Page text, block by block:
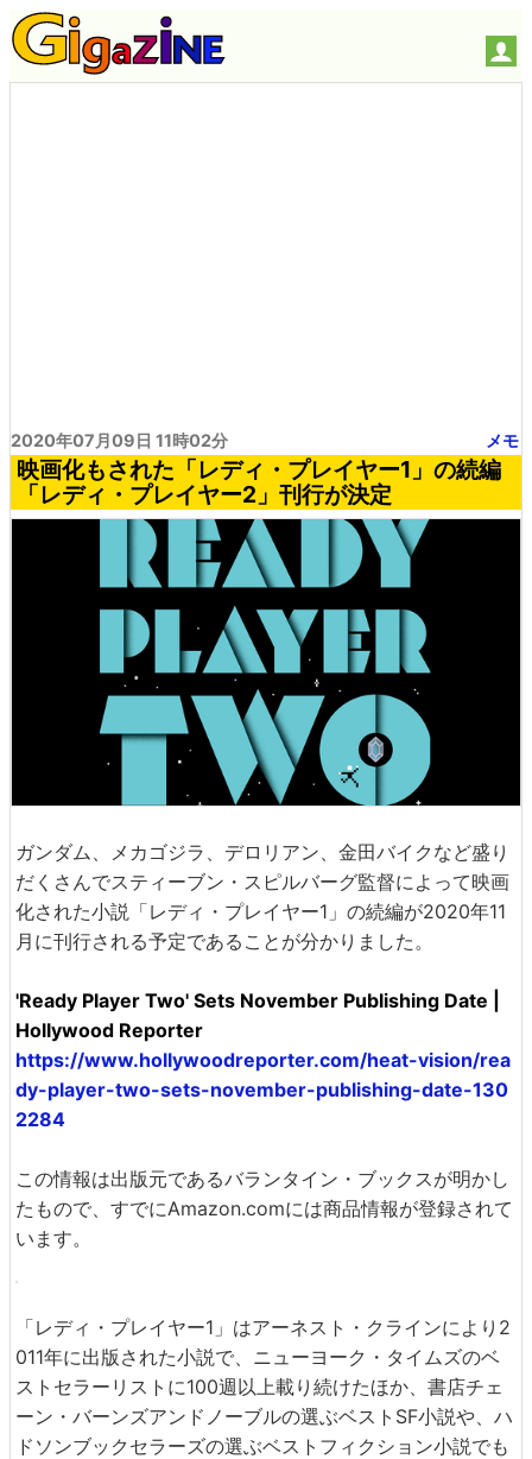
2020年07月09日 11時02分 メモ
映画化もされた「レディ・プレイヤー1」の続編
「レディ・プレイヤー2」刊行が決定
ガンダム、メカゴジラ、デロリアン、金田バイクなど盛り
だくさんでスティーブン・スピルバーグ監督によって映画
化された小説「レディ・プレイヤー1」の続編が2020年11
月に刊行される予定であることが分かりました。
'Ready Player Two' Sets November Publishing Date |
Hollywood Reporter
https://www.hollywoodreporter.com/heat-vision/rea
dy-player-two-sets-november-publishing-date-130
2284
この情報は出版元であるバランタイン・ブックスが明かし
たもので、すでにAmazon.comには商品情報が登録されて
います。
「レディ・プレイヤー1」はアーネスト・クラインにより2
011年に出版された小説で、ニューヨーク・タイムズのベ
ストセラーリストに100週以上載り続けたほか、書店チェ
ーン・バーンズアンドノーブルの選ぶベストSF小説や、ハ
ドソンブックセラーズの選ぶベストフィクション小説でも